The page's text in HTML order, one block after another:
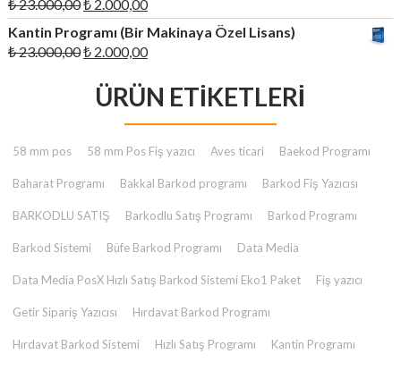
₺ 28.699,00.
₺23.000,00
fiyat:
₺ 23.000,00.
₺2.000,00
andaki
fiyat:
₺ 2.000,00.
Kantin Programı (Bir Makinaya Özel Lisans)
₺23.000,00Orijinal
₺ 23.000,00.
₺2.000,00Şu
fiyat:
₺ 2.000,00.
ÜRÜN ETIKETLERI
58 mm pos 58 mm Pos Fiş yazıcı Aves ticari Baekod Programı
Baharat Programı Bakkal Barkod programı Barkod Fiş Yazıcısı
BARKODLU SATIŞ Barkodlu Satış Programı Barkod Programı
Barkod Sistemi Büfe Barkod Programı Data Media
Data Media PosX Hızlı Satış Barkod Sistemi Eko1 Paket Fiş yazıcı
Getir Sipariş Yazıcısı Hırdavat Barkod Programı
Hırdavat Barkod Sistemi Hızlı Satış Programı Kantin Programı